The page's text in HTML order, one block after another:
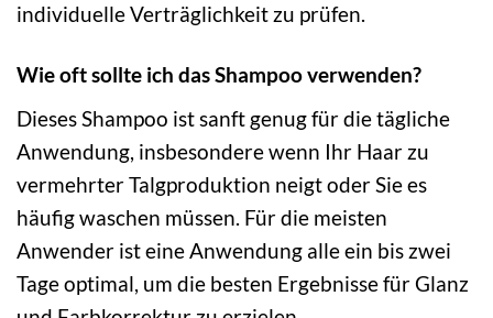
individuelle Verträglichkeit zu prüfen.
Wie oft sollte ich das Shampoo verwenden?
Dieses Shampoo ist sanft genug für die tägliche
Anwendung, insbesondere wenn Ihr Haar zu
vermehrter Talgproduktion neigt oder Sie es
häufig waschen müssen. Für die meisten
Anwender ist eine Anwendung alle ein bis zwei
Tage optimal, um die besten Ergebnisse für Glanz